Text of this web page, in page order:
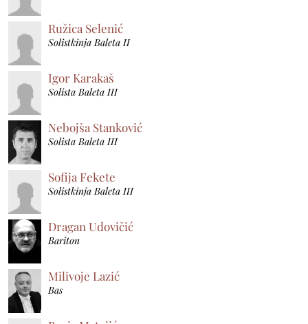
Ružica Selenić
Solistkinja Baleta II
Igor Karakaš
Solista Baleta III
Nebojša Stanković
Solista Baleta III
Sofija Fekete
Solistkinja Baleta III
Dragan Udovičić
Bariton
Milivoje Lazić
Bas